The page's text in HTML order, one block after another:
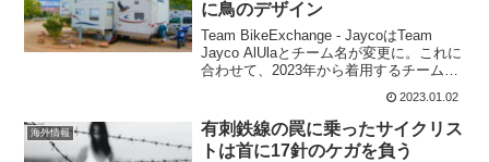
に鳥のデザイン
Team BikeExchange - JaycoはTeam
Jayco AlUlaとチーム名が変更に。これに
合わせて、2023年から着用するチームジ
ャージも公開された。2023年のTeam
Jayco AlUlaのユニフォーム:@ALE_...
2023.01.02
海外情報
有刺鉄線の罠に乗ったサイクリス
トは首に17針のケガを負う